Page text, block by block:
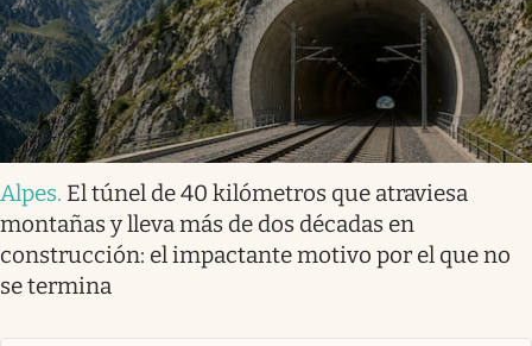
Alpes. El túnel de 40 kilómetros que atraviesa
montañas y lleva más de dos décadas en
construcción: el impactante motivo por el que no
se termina